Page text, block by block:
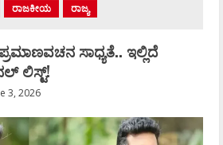
ರಾಜಕೀಯ ರಾಜ್ಯ
ಸಾಧ್ಯತೆ.. ಇಲ್ಲಿದೆ
ಲಿಸ್ಟ್‌!
3, 2026